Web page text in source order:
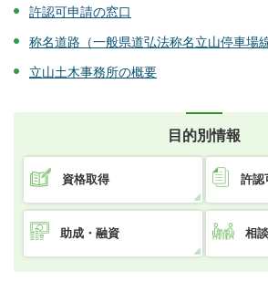
許認可申請の窓口
称名道路（一般県道弘法称名立山停車場
立山土木事務所の概要
目的別情報
資格取得 許認
助成・融資 相